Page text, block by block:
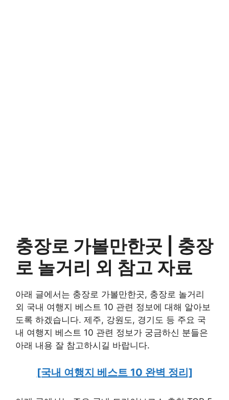
충장로 가볼만한곳 | 충장
로 놀거리 외 참고 자료
아래 글에서는 충장로 가볼만한곳, 충장로 놀거리
외 국내 여행지 베스트 10 관련 정보에 대해 알아보
도록 하겠습니다. 제주, 강원도, 경기도 등 주요 국
내 여행지 베스트 10 관련 정보가 궁금하신 분들은
아래 내용 잘 참고하시길 바랍니다.
[국내 여행지 베스트 10 완벽 정리]